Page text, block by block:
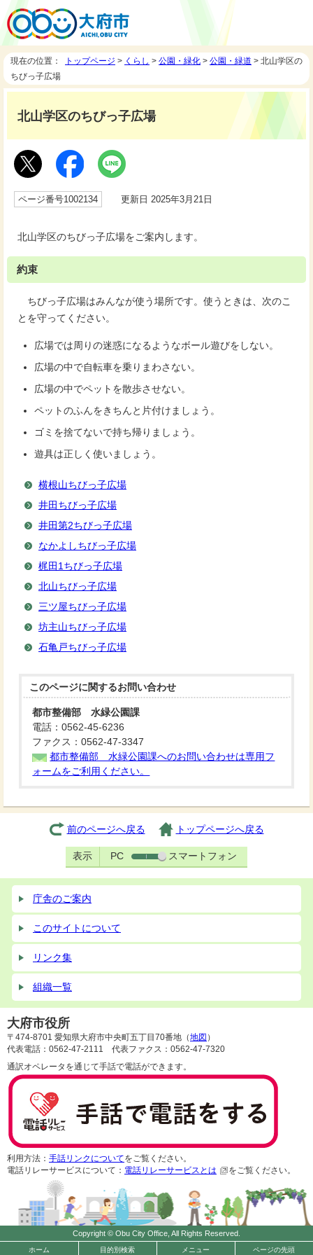
現在の位置： トップページ > くらし > 公園・緑化 > 公園・緑道 > 北山学区の
ちびっ子広場
北山学区のちびっ子広場
ページ番号1002134 更新日 2025年3月21日
北山学区のちびっ子広場をご案内します。
約束
ちびっ子広場はみんなが使う場所です。使うときは、次のこ
とを守ってください。
広場では周りの迷惑になるようなボール遊びをしない。
広場の中で自転車を乗りまわさない。
広場の中でペットを散歩させない。
ペットのふんをきちんと片付けましょう。
ゴミを捨てないで持ち帰りましょう。
遊具は正しく使いましょう。
横根山ちびっ子広場
井田ちびっ子広場
井田第2ちびっ子広場
なかよしちびっ子広場
梶田1ちびっ子広場
北山ちびっ子広場
三ツ屋ちびっ子広場
坊主山ちびっ子広場
石亀戸ちびっ子広場
このページに関するお問い合わせ
都市整備部 水緑公園課
電話：0562-45-6236
ファクス：0562-47-3347
都市整備部 水緑公園課へのお問い合わせは専用フ
ォームをご利用ください。
前のページへ戻る トップページへ戻る
表示 PC スマートフォン
ホーム 目的別検索 メニュー ページの先頭
庁舎のご案内
このサイトについて
リンク集
組織一覧
大府市役所
〒474-8701 愛知県大府市中央町五丁目70番地（地図 ）
代表電話：0562-47-2111 代表ファクス：0562-47-7320
通訳オペレータを通じて手話で電話ができます。
利用方法： 手話リンクについてをご覧ください。
電話リレーサービスについて： 電話リレーサービスとは をご覧ください。
Copyright © Obu City Office, All Rights Reserved.